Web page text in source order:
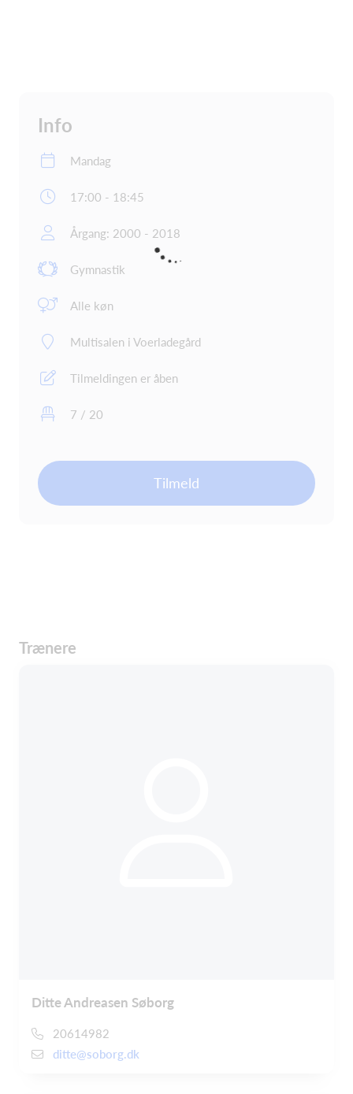
Info
Mandag
17:00 - 18:45
Årgang: 2000 - 2018
Gymnastik
Alle køn
Multisalen i Voerladegård
Tilmeldingen er åben
7 / 20
Tilmeld
Trænere
Ditte Andreasen Søborg
20614982
ditte@soborg.dk